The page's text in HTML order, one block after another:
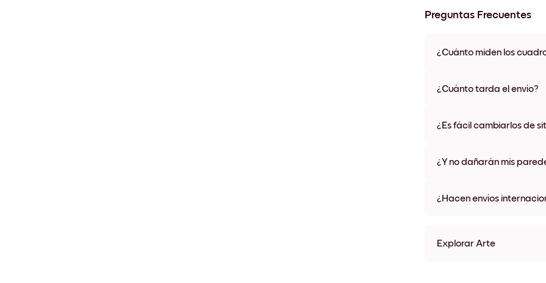
Preguntas Frecuentes
¿Cuánto miden los
materiales y colores de
¿Cuánto tarda el envío?
algunos países. Te
¿Es fácil cambiarlos de
¿Y no dañarán mis
¿Hacen envíos
Explorar Arte